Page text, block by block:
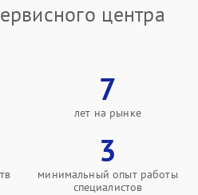
центра
7
лет на рынке
3
минимальный опыт работы
специалистов